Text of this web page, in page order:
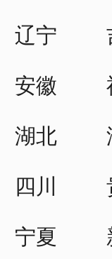
辽宁
安徽
湖北
四川
宁夏